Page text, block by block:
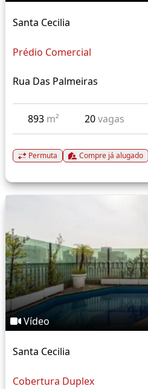
Santa Cecilia
Prédio Comercial
Rua Das Palmeiras
893 m² 20vagas
Permuta Compre já alugado
Vídeo
Santa Cecilia
Cobertura Duplex